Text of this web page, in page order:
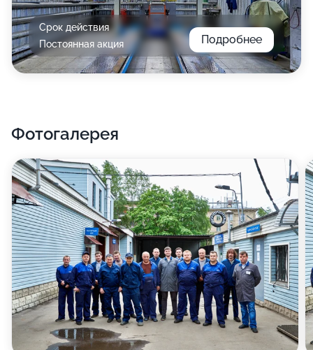
Срок действия
Постоянная акция
Подробнее
Фотогалерея